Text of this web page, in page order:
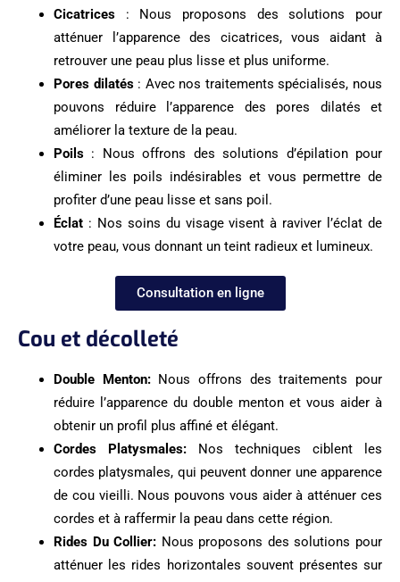
Cicatrices : Nous proposons des solutions pour
atténuer l’apparence des cicatrices, vous aidant à
retrouver une peau plus lisse et plus uniforme.
Pores dilatés: Avec nos traitements spécialisés, nous
pouvons réduire l’apparence des pores dilatés et
améliorer la texture de la peau.
Poils : Nous offrons des solutions d’épilation pour
éliminer les poils indésirables et vous permettre de
profiter d’une peau lisse et sans poil.
Éclat : Nos soins du visage visent à raviver l’éclat de
votre peau, vous donnant un teint radieux et lumineux.
Consultation en ligne
Cou et décolleté
Double Menton:Nous offrons des traitements pour
réduire l’apparence du double menton et vous aider à
obtenir un profil plus affiné et élégant.
Cordes Platysmales: Nos techniques ciblent les
cordes platysmales, qui peuvent donner une apparence
de cou vieilli. Nous pouvons vous aider à atténuer ces
cordes et à raffermir la peau dans cette région.
Rides Du Collier: Nous proposons des solutions pour
atténuer les rides horizontales souvent présentes sur